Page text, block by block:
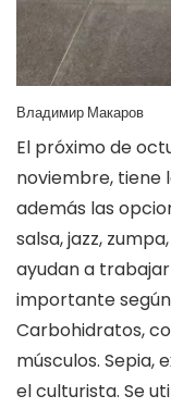
Владимир Макаров
El próximo de
noviembre, tiene
además las
salsa, jazz,
ayudan a
importante
Carbohidratos,
músculos.
el culturista. Se